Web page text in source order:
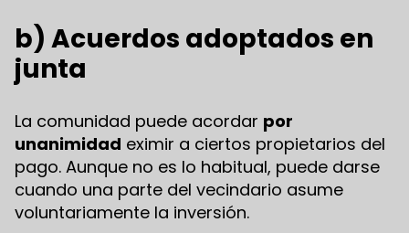
b) Acuerdos adoptados en
junta
La comunidad puede acordar por
unanimidad eximir a ciertos propietarios del
pago. Aunque no es lo habitual, puede darse
cuando una parte del vecindario asume
voluntariamente la inversión.